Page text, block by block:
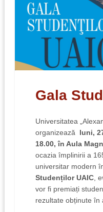
Gala
Universitatea
organizează
luni,
18.00, în Aula
ocazia împlinirii a
universitar modern
Studenților UAIC,
vor fi premiați
rezultate obținute în